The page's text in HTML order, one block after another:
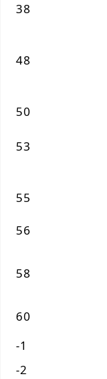
38
48
50
53
55
56
58
60
-1
-2